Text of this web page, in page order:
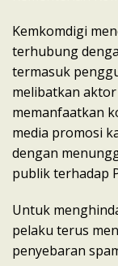
Kemkomdigi
terhubung
termasuk
melibatkan
memanfaatkan
media promosi
dengan
publik terhadap
Untuk
pelaku terus
penyebaran